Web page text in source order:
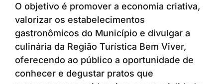
O objetivo é promover a economia criativa,
valorizar os estabelecimentos
gastronômicos do Município e divulgar a
culinária da Região Turística Bem Viver,
oferecendo ao público a oportunidade de
conhecer e degustar pratos que